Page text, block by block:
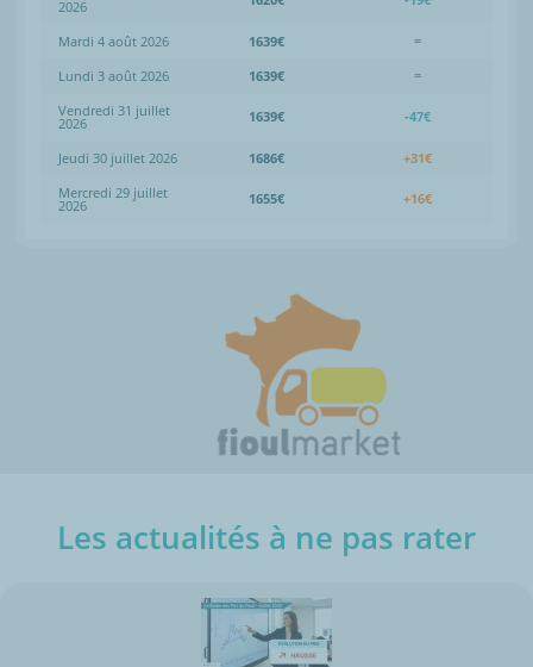
2026
Mardi 4 août 2026 1639€
=
Lundi 3 août 2026
1639€
=
Vendredi 31 juillet
2026 1639€ -47€
Jeudi 30 juillet 2026 1686€
+31€
Mercredi 29 juillet
2026 1655€ +16€
Les actualités à ne pas rater